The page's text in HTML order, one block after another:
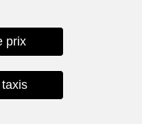
prix